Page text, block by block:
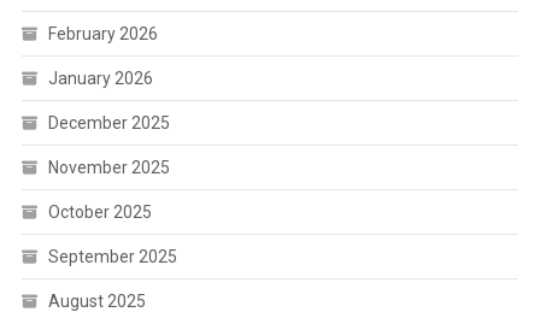
February 2026
January 2026
December 2025
November 2025
October 2025
September 2025
August 2025